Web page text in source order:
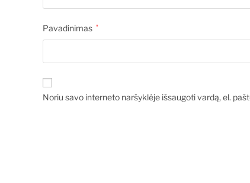
Pavadinimas *
Noriu savo interneto naršyklėje išsaugoti vardą, el.